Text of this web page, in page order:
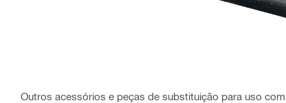
Outros acessórios e peças de substituição para uso